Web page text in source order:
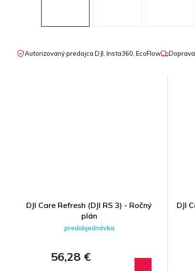
Autorizovaný predajca DJI, Insta360, EcoFlow
DJI Care Refresh (DJI RS 3) - Ročný
plán
predobjednávka
56,28 €
DJI